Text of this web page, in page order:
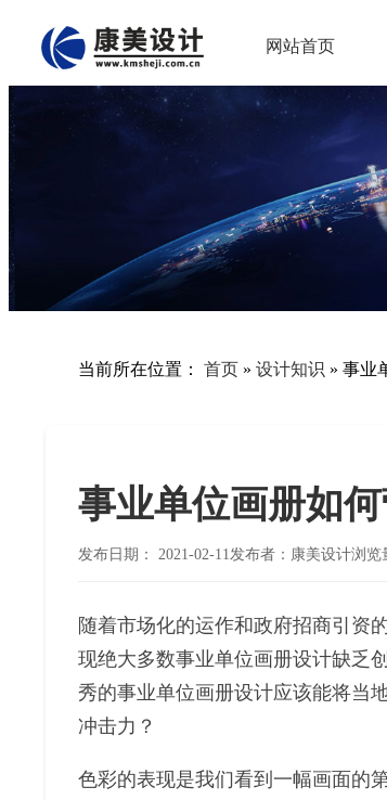
网站首页
当前所在位置： 首页 » 设计知识 » 事业
事业单位画册如
发布日期： 2021-02-11发布者：康美设计浏览
随着市场化的运作和政府招商引资
现绝大多数事业单位画册设计缺乏
秀的事业单位画册设计应该能将当
冲击力？
色彩的表现是我们看到一幅画面的